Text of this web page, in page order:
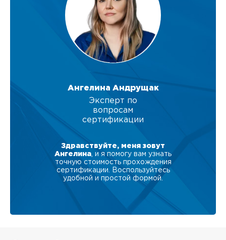
Ангелина Андрущак
Эксперт по
вопросам
сертификации
Здравствуйте, меня зовут
Ангелина , и я помогу вам узнать
точную стоимость прохождения
сертификации. Воспользуйтесь
удобной и простой формой.